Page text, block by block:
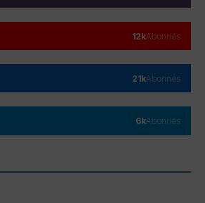
12kAbonnés
21kAbonnés
6kAbonnés